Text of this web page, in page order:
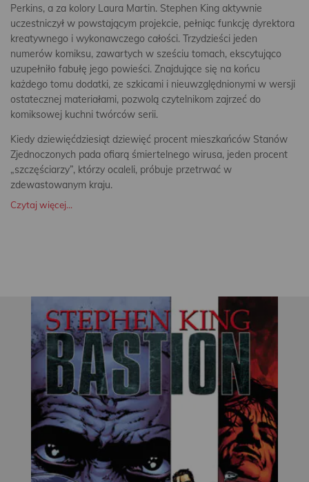
Perkins, a za kolory Laura Martin. Stephen King aktywnie
uczestniczył w powstającym projekcie, pełniąc funkcję dyrektora
kreatywnego i wykonawczego całości. Trzydzieści jeden
numerów komiksu, zawartych w sześciu tomach, ekscytująco
uzupełniło fabułę jego powieści. Znajdujące się na końcu
każdego tomu dodatki, ze szkicami i nieuwzględnionymi w wersji
ostatecznej materiałami, pozwolą czytelnikom zajrzeć do
komiksowej kuchni twórców serii.
Kiedy dziewięćdziesiąt dziewięć procent mieszkańców Stanów
Zjednoczonych pada ofiarą śmiertelnego wirusa, jeden procent
„szczęściarzy”, którzy ocaleli, próbuje przetrwać w
zdewastowanym kraju.
Czytaj więcej...